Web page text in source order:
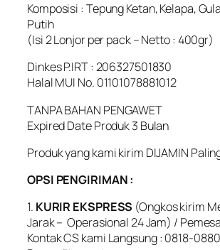
Komposisi : Tepung Ketan, Kelapa,
Putih
(Isi 2 Lonjor per pack – Netto : 400gr)
Dinkes P.IRT : 206327501830
Halal MUI No. 01101078881012
TANPA BAHAN PENGAWET
Expired Date Produk 3 Bulan
Produk yang kami kirim DIJAMIN
OPSI PENGIRIMAN :
1. KURIR EKSPRESS (Ongkos kirim
Jarak – Operasional 24 Jam) /
Kontak CS kami Langsung : 0818-